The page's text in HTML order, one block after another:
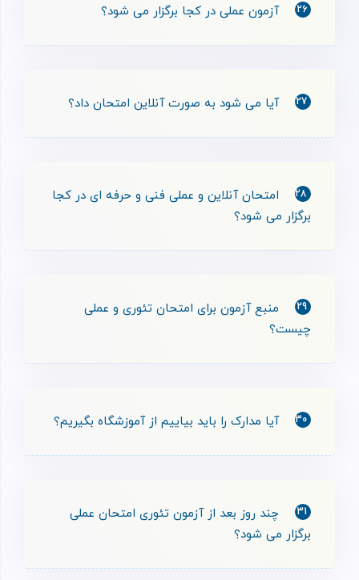
26 آزمون عملی در کجا برگزار می شود؟
27 آیا می شود به صورت آنلاین امتحان داد؟
28
امتحان آنلاین و عملی فنی و حرفه ای در کجا
برگزار می شود؟
29
منبع آزمون برای امتحان تئوری و عملی
چیست؟
30 آیا مدارک را باید بیاییم از آموزشگاه بگیریم؟
31
چند روز بعد از آزمون تئوری امتحان عملی
برگزار می شود؟